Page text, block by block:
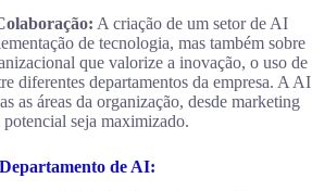
A criação de um setor de AI
de tecnologia, mas também sobre
que valorize a inovação, o uso de
diferentes departamentos da empresa. A AI
as áreas da organização, desde marketing
seja maximizado.
de AI: